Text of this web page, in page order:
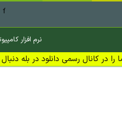
f
نرم افزار
در کانال رسمی دانلود در بله